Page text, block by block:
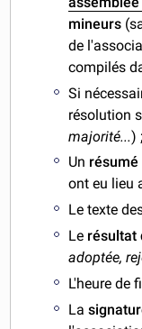
mineurs
de
compilés
Si
résolution
majorité...) ;
Un résumé
ont eu lieu
Le texte
Le résultat
adoptée,
L'heure de
La